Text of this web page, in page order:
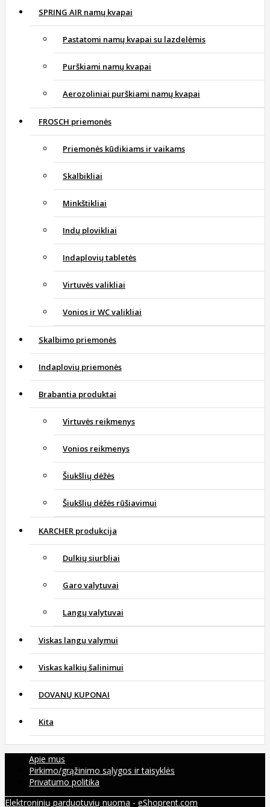
SPRING AIR namų kvapai
Pastatomi namų kvapai su lazdelėmis
Purškiami namų kvapai
Aerozoliniai purškiami namų kvapai
FROSCH priemonės
Priemonės kūdikiams ir vaikams
Skalbikliai
Minkštikliai
Indų plovikliai
Indaplovių tabletės
Virtuvės valikliai
Vonios ir WC valikliai
Skalbimo priemonės
Indaplovių priemonės
Brabantia produktai
Virtuvės reikmenys
Vonios reikmenys
Šiukšlių dėžės
Šiukšlių dėžės rūšiavimui
KARCHER produkcija
Dulkių siurbliai
Garo valytuvai
Langų valytuvai
Viskas langų valymui
Viskas kalkių šalinimui
DOVANŲ KUPONAI
Kita
Apie mus
Pirkimo/grąžinimo sąlygos ir taisyklės
Privatumo politika
Elektroninių parduotuvių nuoma - eShoprent.com